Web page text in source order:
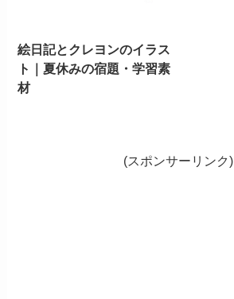
絵日記とクレヨンのイラス
ト｜夏休みの宿題・学習素
材
(スポンサーリンク)